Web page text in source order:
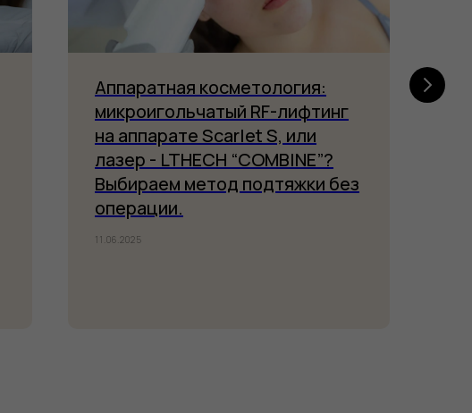
Аппаратная косметология:
микроигольчатый RF-лифтинг
на аппарате Scarlet S, или
лазер - LTHECH “COMBINE”?
Выбираем метод подтяжки без
операции.
11.06.2025